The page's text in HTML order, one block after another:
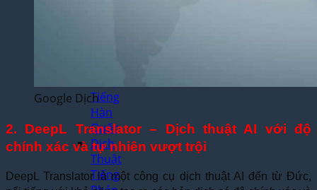
Tiếng
Hàn
Quốc
Dịch
Thuật
Tiếng
Google Dịch
2. DeepL Translator – Dịch thuật AI với độ
chính xác và tự nhiên vượt trội
DeepL Translator là một công cụ dịch thuật AI đến từ Đức,